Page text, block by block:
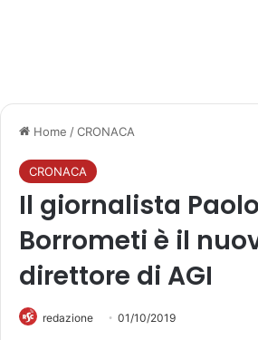
Home /CRONACA
CRONACA
Il giornalista Paolo
Borrometi è il
direttore di AGI
redazione 01/10/2019